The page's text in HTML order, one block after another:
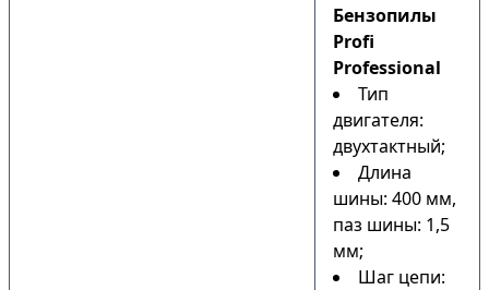
Бензопилы
Profi
Professional
Тип
двигателя:
двухтактный;
Длина
шины: 400 мм,
паз шины: 1,5
мм;
Шаг цепи: